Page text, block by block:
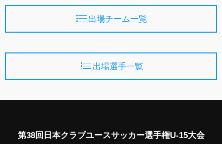
出場チーム一覧
出場選手一覧
第38回日本クラブユースサッカー選手権U-15大会